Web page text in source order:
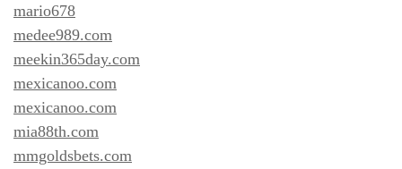
mario678
medee989.com
meekin365day.com
mexicanoo.com
mexicanoo.com
mia88th.com
mmgoldsbets.com